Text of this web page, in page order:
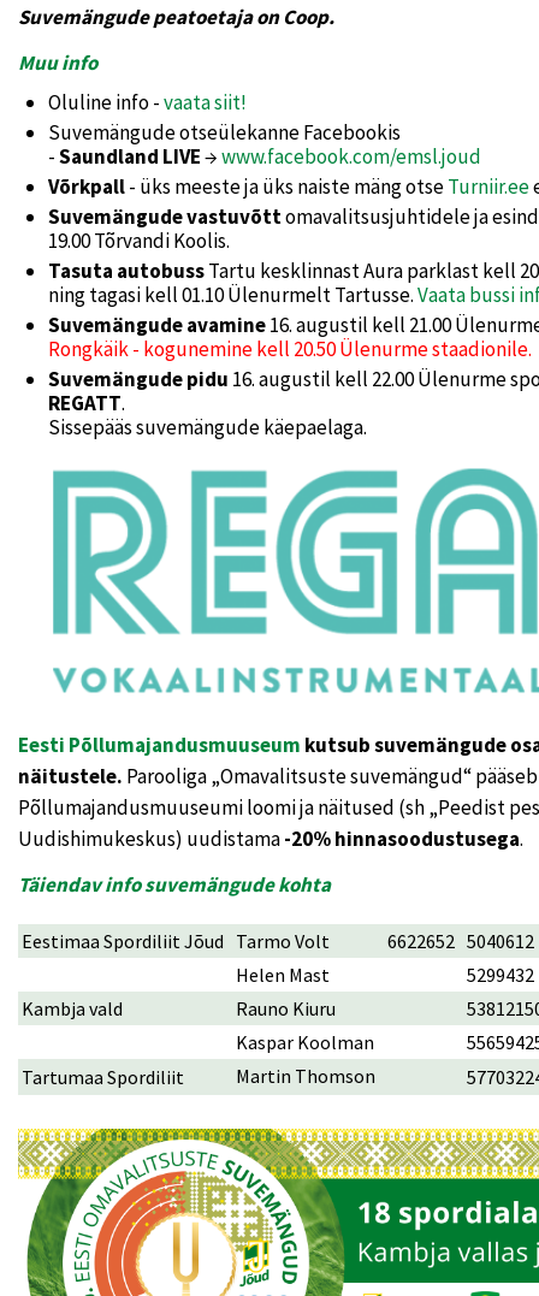
Suvemängude peatoetaja on Coop.
Muu info
Oluline info -vaata siit!
Suvemängude otseülekanne Facebookis
-Saundland LIVE→www.facebook.com/emsl.joud
Võrkpall- üks meeste ja üks naiste mäng otseTurniir.ee
Suvemängude vastuvõttomavalitsusjuhtidele ja
19.00 Tõrvandi Koolis.
Tasuta autobussTartu kesklinnast Aura parklast kell
ning tagasi kell 01.10 Ülenurmelt Tartusse.Vaata bussi
Suvemängude avamine16. augustil kell 21.00
Rongkäik - kogunemine kell 20.50 Ülenurme staadionile.
Suvemängude pidu 16. augustil kell 22.00 Ülenurme
REGATT.
Sissepääs suvemängude käepaelaga.
Eesti Põllumajandusmuuseum kutsub suvemängude
näitustele. Parooliga „Omavalitsuste suvemängud“
Põllumajandusmuuseumi loomi ja näitused (sh „Peedist
Uudishimukeskus) uudistama-20% hinnasoodustusega.
Täiendav info suvemängude kohta
Eestimaa Spordiliit Jõud Tarmo Volt 6622652 5040612
Helen Mast
5299432
Kambja vald
Rauno Kiuru
Kaspar Koolman
Tartumaa Spordiliit
Martin Thomson